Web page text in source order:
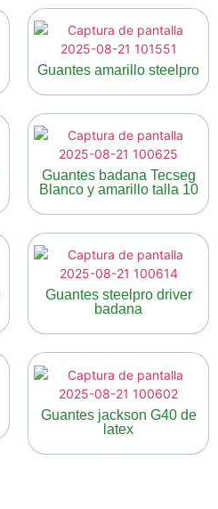
Guantes amarillo steelpro
Guantes badana Tecseg
Blanco y amarillo talla 10
Guantes steelpro driver
badana
Guantes jackson G40 de
latex